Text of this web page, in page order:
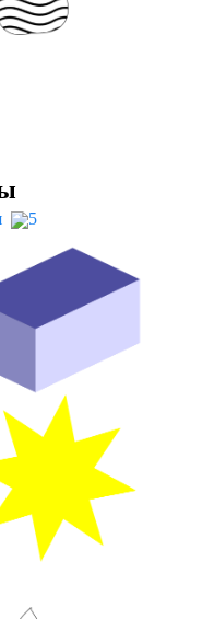
5